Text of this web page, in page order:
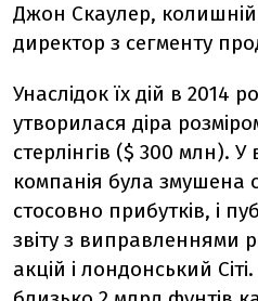
Джон Скаулер,
директор з сегменту
Унаслідок їх дій в 2014
утворилася діра
стерлінгів ($ 300 млн). У
компанія була змушена
стосовно прибутків, і
звіту з виправленнями
акцій і лондонський